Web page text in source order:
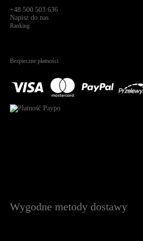
+48 500 503 636
Napisz do nas
Ranking
Bezpieczne płatności
Wygodne metody dostawy